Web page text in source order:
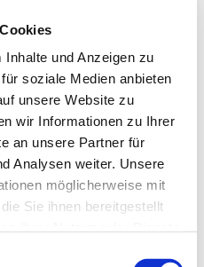
und Anzeigen zu
soziale Medien anbieten
unsere Website zu
wir Informationen zu Ihrer
an unsere Partner für
Analysen weiter. Unsere
möglicherweise mit
Sie ihnen bereitgestellt